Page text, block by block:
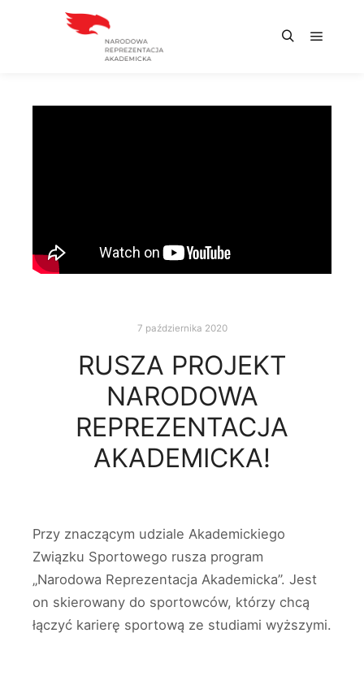
7 października 2020
RUSZA PROJEKT
NARODOWA
REPREZENTACJA
AKADEMICKA!
Przy znaczącym udziale Akademickiego
Związku Sportowego rusza program
„Narodowa Reprezentacja Akademicka”. Jest
on skierowany do sportowców, którzy chcą
łączyć karierę sportową ze studiami wyższymi.